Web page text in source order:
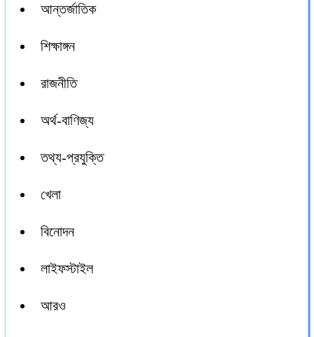
আন্তর্জাতিক
শিক্ষাঙ্গন
রাজনীতি
অর্থ-বাণিজ্য
তথ্য-প্রযুক্তি
খেলা
বিনোদন
লাইফস্টাইল
আরও